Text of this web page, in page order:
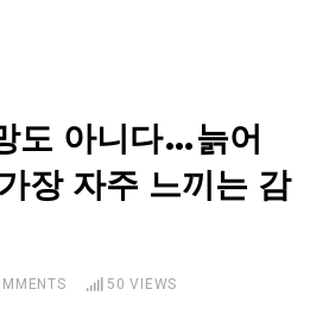
도 아니다…늙어
장 자주 느끼는 감
50 VIEWS